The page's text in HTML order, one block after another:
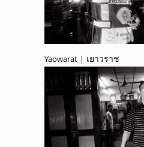
Yaowarat | เยาวราช